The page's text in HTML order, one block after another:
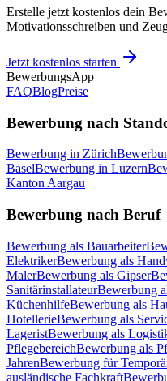
Erstelle jetzt kostenlos dein
Motivationsschreiben und
Jetzt kostenlos starten
BewerbungsApp
FAQBlogPreise
Bewerbung nach
Bewerbung in Zürich
BaselBewerbung in Luzern
Kanton Aargau
Bewerbung nach Beruf
Bewerbung als Bauarbeiter
ElektrikerBewerbung als
MalerBewerbung als Gipser
SanitärinstallateurBewerbung
KüchenhilfeBewerbung als
HotellerieBewerbung als
LageristBewerbung als
PflegebereichBewerbung als
JahrenBewerbung für
ausländische Fachkraft